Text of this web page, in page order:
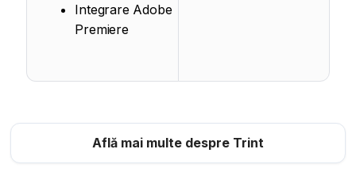
Integrare Adobe
Premiere
Află mai multe despre Trint